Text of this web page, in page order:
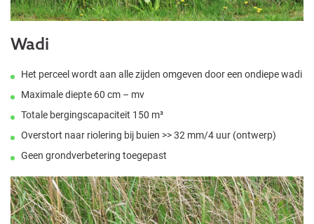
Wadi
Het perceel wordt aan alle zijden omgeven door een ondiepe wadi
Maximale diepte 60 cm – mv
Totale bergingscapaciteit 150 m³
Overstort naar riolering bij buien >> 32 mm/4 uur (ontwerp)
Geen grondverbetering toegepast